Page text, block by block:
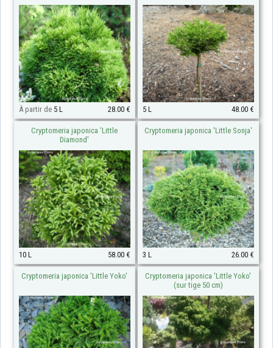
À partir de 5 L 28.00 € 5 L 48.00 €
Cryptomeria japonica 'Little
Diamond'
10 L 58.00 €
Cryptomeria japonica 'Little Sonja'
3 L 26.00 €
Cryptomeria japonica 'Little Yoko'
Cryptomeria japonica 'Little Yoko'
(sur tige 50 cm)